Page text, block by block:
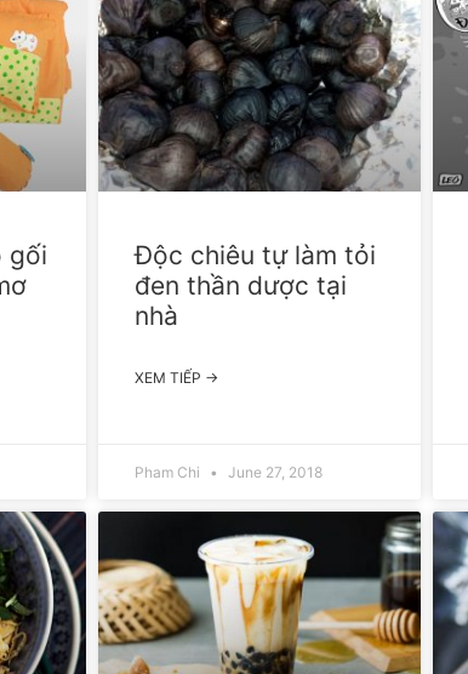
gối
Độc chiêu tự làm tỏi
đen thần dược tại
nhà
XEM TIẾP →
Pham Chi June 27, 2018